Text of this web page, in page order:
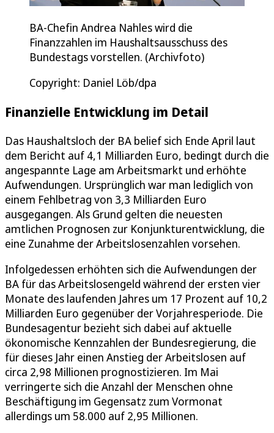
BA-Chefin Andrea Nahles wird die
Finanzzahlen im Haushaltsausschuss des
Bundestags vorstellen. (Archivfoto)
Copyright: Daniel Löb/dpa
Finanzielle Entwicklung im Detail
Das Haushaltsloch der BA belief sich Ende April laut
dem Bericht auf 4,1 Milliarden Euro, bedingt durch die
angespannte Lage am Arbeitsmarkt und erhöhte
Aufwendungen. Ursprünglich war man lediglich von
einem Fehlbetrag von 3,3 Milliarden Euro
ausgegangen. Als Grund gelten die neuesten
amtlichen Prognosen zur Konjunkturentwicklung, die
eine Zunahme der Arbeitslosenzahlen vorsehen.
Infolgedessen erhöhten sich die Aufwendungen der
BA für das Arbeitslosengeld während der ersten vier
Monate des laufenden Jahres um 17 Prozent auf 10,2
Milliarden Euro gegenüber der Vorjahresperiode. Die
Bundesagentur bezieht sich dabei auf aktuelle
ökonomische Kennzahlen der Bundesregierung, die
für dieses Jahr einen Anstieg der Arbeitslosen auf
circa 2,98 Millionen prognostizieren. Im Mai
verringerte sich die Anzahl der Menschen ohne
Beschäftigung im Gegensatz zum Vormonat
allerdings um 58.000 auf 2,95 Millionen.